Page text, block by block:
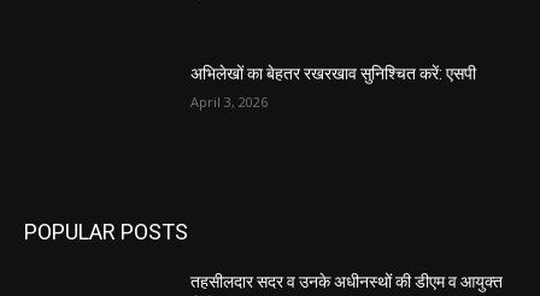
अभिलेखों का बेहतर रखरखाव सुनिश्चित करें: एसपी
April 3, 2026
POPULAR POSTS
तहसीलदार सदर व उनके अधीनस्थों की डीएम व आयुक्त